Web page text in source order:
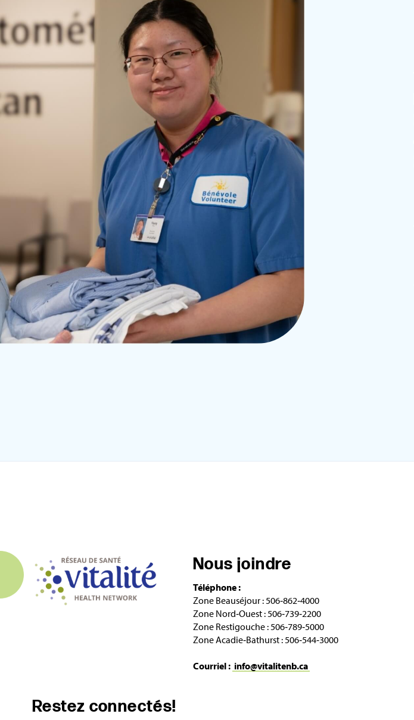
Nous joindre
Téléphone :
Zone Beauséjour : 506‑862‑4000
Zone Nord‑Ouest : 506‑739‑2200
Zone Restigouche : 506‑789‑5000
Zone Acadie‑Bathurst : 506‑544‑3000
Courriel : info@vitalitenb.ca
Restez connectés!